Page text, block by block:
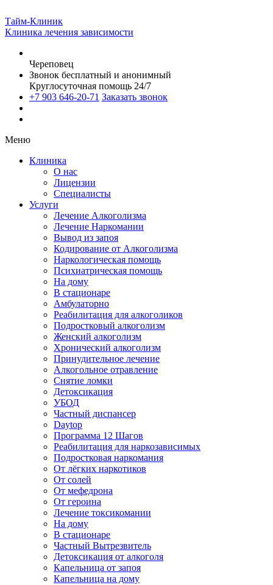
Тайм-Клиник
Клиника лечения зависимости
Череповец
Звонок бесплатный и анонимный
Круглосуточная помощь 24/7
+7 903 646-20-71 Заказать звонок
Меню
Клиника
О нас
Лицензии
Специалисты
Услуги
Лечение Алкоголизма
Лечение Наркомании
Вывод из запоя
Кодирование от Алкоголизма
Наркологическая помощь
Психиатрическая помощь
На дому
В стационаре
Амбулаторно
Реабилитация для алкоголиков
Подростковый алкоголизм
Женский алкоголизм
Хронический алкоголизм
Принудительное лечение
Алкогольное отравление
Снятие ломки
Детоксикация
УБОД
Частный диспансер
Daytop
Программа 12 Шагов
Реабилитация для наркозависимых
Подростковая наркомания
От лёгких наркотиков
От солей
От мефедрона
От героина
Лечение токсикомании
На дому
В стационаре
Частный Вытрезвитель
Детоксикация от алкоголя
Капельница от запоя
Капельница на дому